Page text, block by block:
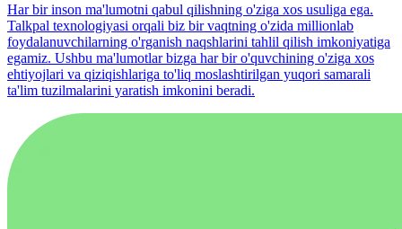
Har bir inson ma'lumotni qabul qilishning o'ziga xos usuliga ega.
Talkpal texnologiyasi orqali biz bir vaqtning o'zida millionlab
foydalanuvchilarning o'rganish naqshlarini tahlil qilish imkoniyatiga
egamiz. Ushbu ma'lumotlar bizga har bir o'quvchining o'ziga xos
ehtiyojlari va qiziqishlariga to'liq moslashtirilgan yuqori samarali
ta'lim tuzilmalarini yaratish imkonini beradi.